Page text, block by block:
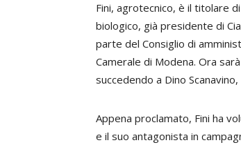
Fini, agrotecnico, è il titolare di
biologico, già presidente di
parte del Consiglio di
Camerale di Modena. Ora
succedendo a Dino
Appena proclamato, Fini ha
e il suo antagonista in